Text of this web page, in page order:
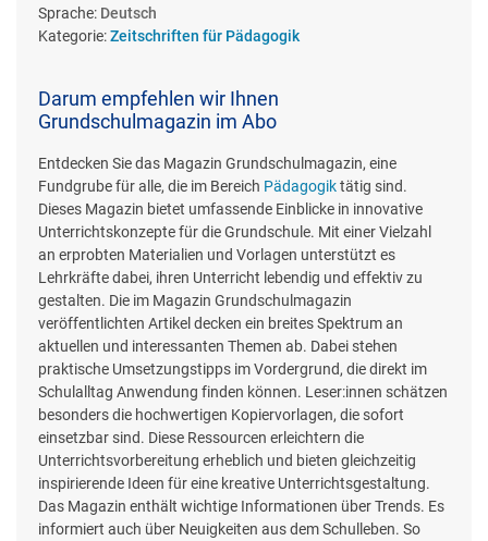
Sprache: Deutsch
Kategorie:Zeitschriften für Pädagogik
Darum empfehlen wir Ihnen
Grundschulmagazin im Abo
Entdecken Sie das Magazin Grundschulmagazin, eine
Fundgrube für alle, die im Bereich Pädagogiktätig sind.
Dieses Magazin bietet umfassende Einblicke in innovative
Unterrichtskonzepte für die Grundschule. Mit einer Vielzahl
an erprobten Materialien und Vorlagen unterstützt es
Lehrkräfte dabei, ihren Unterricht lebendig und effektiv zu
gestalten. Die im Magazin Grundschulmagazin
veröffentlichten Artikel decken ein breites Spektrum an
aktuellen und interessanten Themen ab. Dabei stehen
praktische Umsetzungstipps im Vordergrund, die direkt im
Schulalltag Anwendung finden können. Leser:innen schätzen
besonders die hochwertigen Kopiervorlagen, die sofort
einsetzbar sind. Diese Ressourcen erleichtern die
Unterrichtsvorbereitung erheblich und bieten gleichzeitig
inspirierende Ideen für eine kreative Unterrichtsgestaltung.
Das Magazin enthält wichtige Informationen über Trends. Es
informiert auch über Neuigkeiten aus dem Schulleben. So